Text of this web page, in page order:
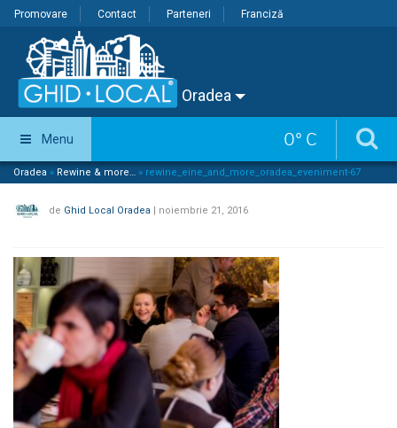
Promovare Contact Parteneri Franciză
Oradea
0° C
Menu
Oradea » Rewine & more… » rewine_eine_and_more_oradea_eveniment-67
de Ghid Local Oradea | noiembrie 21, 2016